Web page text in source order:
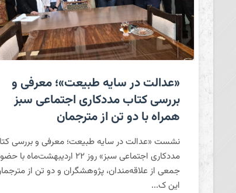
«عدالت در سایه طبیعت»؛ معرفی و بررسی کتاب
اجتماعی سبز همراه با دو تن از مترجمان
«عدالت در سایه طبیعت»؛ معرفی و
بررسی کتاب مددکاری اجتماعی سبز
همراه با دو تن از مترجمان
نشست «عدالت در سایه طبیعت؛ معرفی و بررسی
مددکاری اجتماعی سبز» روز ۲۲ اردیبهشت‌ماه با
جمعی از علاقه‌مندان، پژوهشگران و دو تن از
این ک...